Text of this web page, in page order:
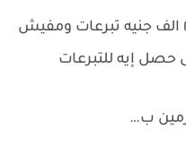
سلمى بهدوء: بقول الحقيقة ٢٠٠ الف جنيه تبرعات ومفيش
حصل إيه للتبرعات
ب…